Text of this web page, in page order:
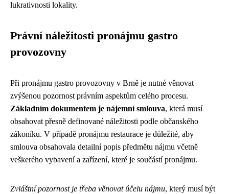
lukrativnosti lokality.
Právní náležitosti pronájmu gastro
provozovny
Při pronájmu gastro provozovny v Brně je nutné věnovat
zvýšenou pozornost právním aspektům celého procesu.
Základním dokumentem je nájemní smlouva, která musí
obsahovat přesně definované náležitosti podle občanského
zákoníku. V případě pronájmu restaurace je důležité, aby
smlouva obsahovala detailní popis předmětu nájmu včetně
veškerého vybavení a zařízení, které je součástí pronájmu.
Zvláštní pozornost je třeba věnovat účelu nájmu, který musí být